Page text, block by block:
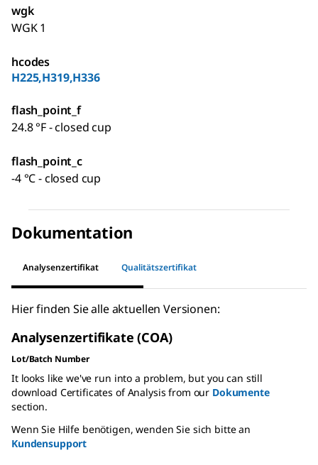
wgk
WGK 1
hcodes
H225,H319,H336
flash_point_f
24.8 °F - closed cup
flash_point_c
-4 °C - closed cup
Dokumentation
Analysenzertifikat Qualitätszertifikat
Hier finden Sie alle aktuellen Versionen:
Analysenzertifikate (COA)
Lot/Batch Number
It looks like we've run into a problem, but you can still
download Certificates of Analysis from our Dokumente
section.
Wenn Sie Hilfe benötigen, wenden Sie sich bitte an
Kundensupport